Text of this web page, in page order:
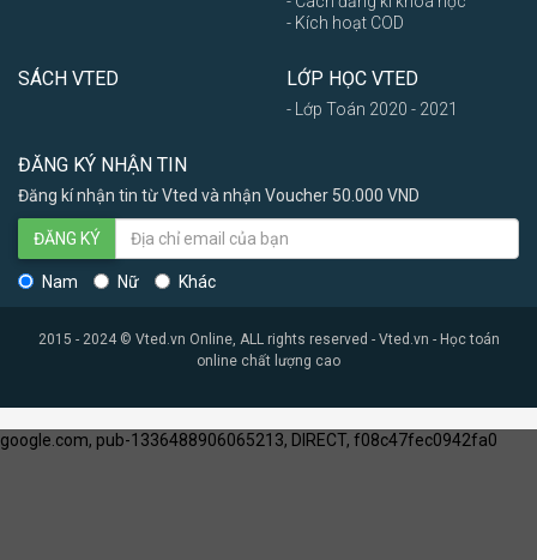
- Kích hoạt COD
SÁCH VTED LỚP HỌC VTED
- Lớp Toán 2020 - 2021
ĐĂNG KÝ NHẬN TIN
Đăng kí nhận tin từ Vted và nhận Voucher 50.000 VND
ĐĂNG KÝ
Nam Nữ Khác
2015 - 2024 © Vted.vn Online, ALL rights reserved - Vted.vn - Học toán
online chất lượng cao
google.com, pub-1336488906065213, DIRECT, f08c47fec0942fa0